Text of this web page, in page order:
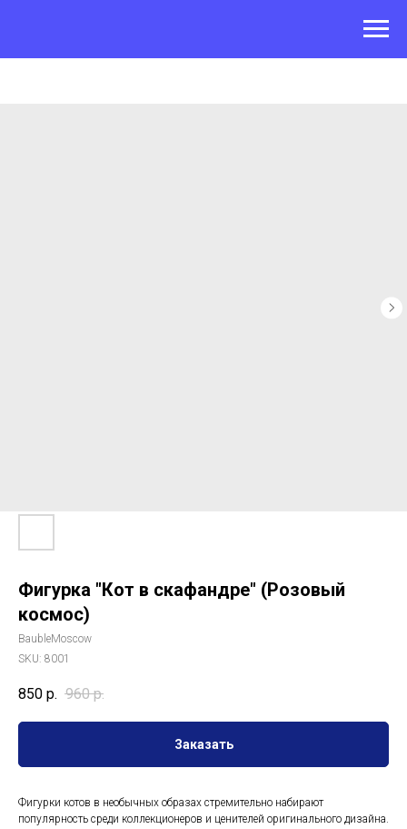
Фигурка "Кот в скафандре" (Розовый
космос)
BaubleMoscow
SKU: 8001
850 р. 960 р.
Заказать
Фигурки котов в необычных образах стремительно набирают
популярность среди коллекционеров и ценителей оригинального дизайна.